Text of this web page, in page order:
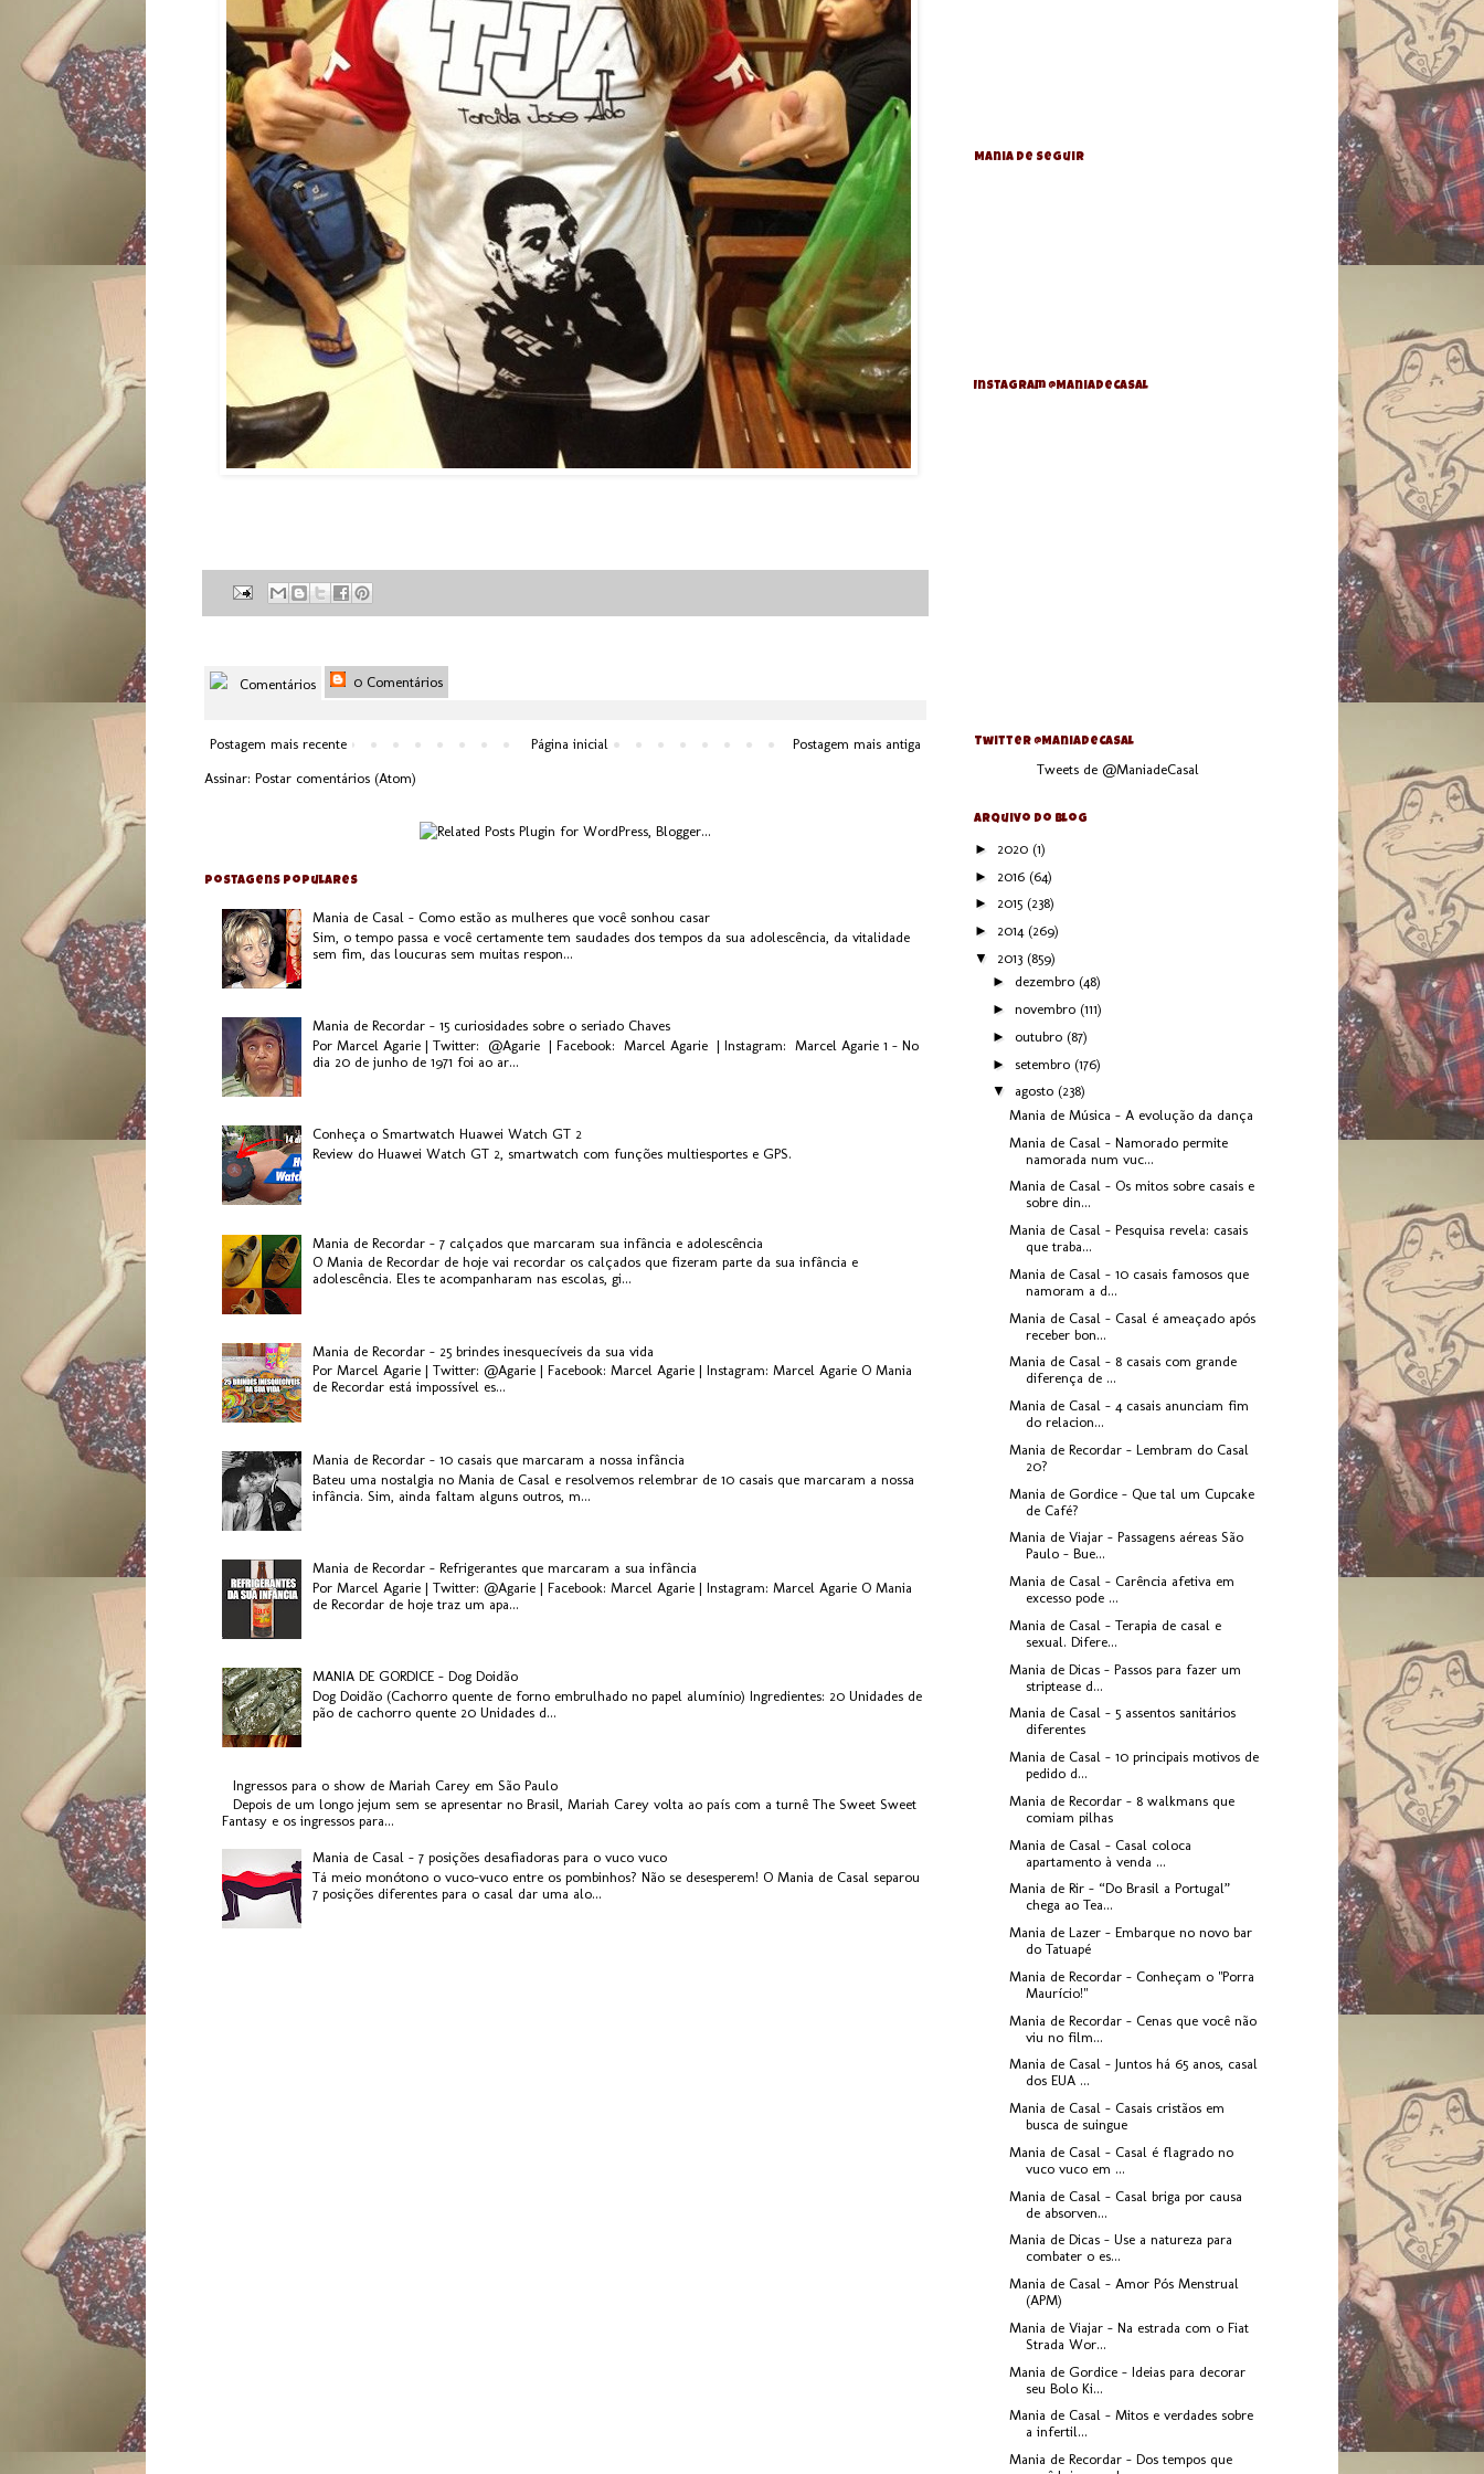
Comentários 0 Comentários
Postagem mais recente Postagem mais antiga
Página inicial
Assinar: Postar comentários (Atom)
Postagens populares
Mania de Casal - Como estão as mulheres que você sonhou casar
Sim, o tempo passa e você certamente tem saudades dos tempos da sua adolescência, da vitalidade
sem fim, das loucuras sem muitas respon...
Mania de Recordar - 15 curiosidades sobre o seriado Chaves
Por Marcel Agarie | Twitter: @Agarie | Facebook: Marcel Agarie | Instagram: Marcel Agarie 1 - No
dia 20 de junho de 1971 foi ao ar...
Conheça o Smartwatch Huawei Watch GT 2
Review do Huawei Watch GT 2, smartwatch com funções multiesportes e GPS.
Mania de Recordar - 7 calçados que marcaram sua infância e adolescência
O Mania de Recordar de hoje vai recordar os calçados que fizeram parte da sua infância e
adolescência. Eles te acompanharam nas escolas, gi...
Mania de Recordar - 25 brindes inesquecíveis da sua vida
Por Marcel Agarie | Twitter: @Agarie | Facebook: Marcel Agarie | Instagram: Marcel Agarie O Mania
de Recordar está impossível es...
Mania de Recordar - 10 casais que marcaram a nossa infância
Bateu uma nostalgia no Mania de Casal e resolvemos relembrar de 10 casais que marcaram a nossa
infância. Sim, ainda faltam alguns outros, m...
Mania de Recordar - Refrigerantes que marcaram a sua infância
Por Marcel Agarie | Twitter: @Agarie | Facebook: Marcel Agarie | Instagram: Marcel Agarie O Mania
de Recordar de hoje traz um apa...
MANIA DE GORDICE - Dog Doidão
Dog Doidão (Cachorro quente de forno embrulhado no papel alumínio) Ingredientes: 20 Unidades de
pão de cachorro quente 20 Unidades d...
Ingressos para o show de Mariah Carey em São Paulo
Depois de um longo jejum sem se apresentar no Brasil, Mariah Carey volta ao país com a turnê The Sweet Sweet
Fantasy e os ingressos para...
Mania de Casal - 7 posições desafiadoras para o vuco vuco
Tá meio monótono o vuco-vuco entre os pombinhos? Não se desesperem! O Mania de Casal separou
7 posições diferentes para o casal dar uma alo...
Mania de Seguir
Instagram @ManiaDeCasal
Twitter @ManiaDeCasal
Tweets de @ManiadeCasal
Arquivo do blog
► 2020 (1)
► 2016 (64)
► 2015 (238)
► 2014 (269)
▼ 2013 (859)
► dezembro (48)
► novembro (111)
► outubro (87)
► setembro (176)
▼ agosto (238)
Mania de Música - A evolução da dança
Mania de Casal - Namorado permite
namorada num vuc...
Mania de Casal - Os mitos sobre casais e
sobre din...
Mania de Casal - Pesquisa revela: casais
que traba...
Mania de Casal - 10 casais famosos que
namoram a d...
Mania de Casal - Casal é ameaçado após
receber bon...
Mania de Casal - 8 casais com grande
diferença de ...
Mania de Casal - 4 casais anunciam fim
do relacion...
Mania de Recordar - Lembram do Casal
20?
Mania de Gordice - Que tal um Cupcake
de Café?
Mania de Viajar - Passagens aéreas São
Paulo - Bue...
Mania de Casal - Carência afetiva em
excesso pode ...
Mania de Casal - Terapia de casal e
sexual. Difere...
Mania de Dicas - Passos para fazer um
striptease d...
Mania de Casal - 5 assentos sanitários
diferentes
Mania de Casal - 10 principais motivos de
pedido d...
Mania de Recordar - 8 walkmans que
comiam pilhas
Mania de Casal - Casal coloca
apartamento à venda ...
Mania de Rir - “Do Brasil a Portugal”
chega ao Tea...
Mania de Lazer - Embarque no novo bar
do Tatuapé
Mania de Recordar - Conheçam o "Porra
Maurício!"
Mania de Recordar - Cenas que você não
viu no film...
Mania de Casal - Juntos há 65 anos, casal
dos EUA ...
Mania de Casal - Casais cristãos em
busca de suingue
Mania de Casal - Casal é flagrado no
vuco vuco em ...
Mania de Casal - Casal briga por causa
de absorven...
Mania de Dicas - Use a natureza para
combater o es...
Mania de Casal - Amor Pós Menstrual
(APM)
Mania de Viajar - Na estrada com o Fiat
Strada Wor...
Mania de Gordice - Ideias para decorar
seu Bolo Ki...
Mania de Casal - Mitos e verdades sobre
a infertil...
Mania de Recordar - Dos tempos que